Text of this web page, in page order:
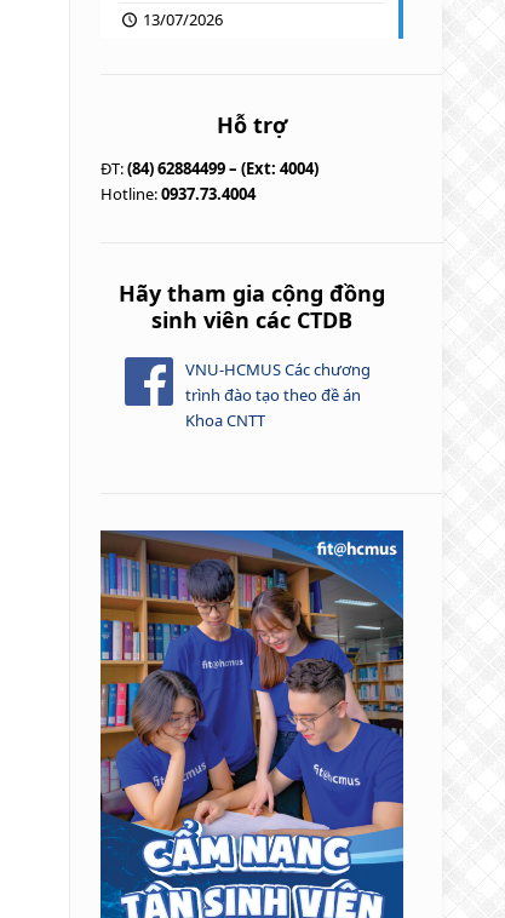
13/07/2026
Hỗ trợ
ĐT:(84) 62884499 – (Ext: 4004)
Hotline:0937.73.4004
Hãy tham gia cộng đồng
sinh viên các CTDB
VNU-HCMUS Các chương
trình đào tạo theo đề án
Khoa CNTT